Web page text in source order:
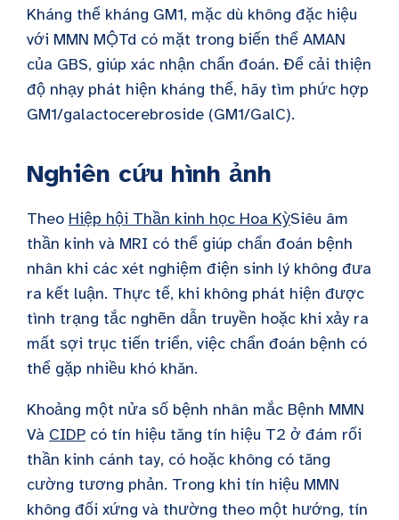
Kháng thể kháng GM1, mặc dù không đặc hiệu
với MMN MỘTd có mặt trong biến thể AMAN
của GBS, giúp xác nhận chẩn đoán. Để cải thiện
độ nhạy phát hiện kháng thể, hãy tìm phức hợp
GM1/galactocerebroside (GM1/GalC).
Nghiên cứu hình ảnh
Theo Hiệp hội Thần kinh học Hoa KỳSiêu âm
thần kinh và MRI có thể giúp chẩn đoán bệnh
nhân khi các xét nghiệm điện sinh lý không đưa
ra kết luận. Thực tế, khi không phát hiện được
tình trạng tắc nghẽn dẫn truyền hoặc khi xảy ra
mất sợi trục tiến triển, việc chẩn đoán bệnh có
thể gặp nhiều khó khăn.
Khoảng một nửa số bệnh nhân mắc Bệnh MMN
Và CIDP có tín hiệu tăng tín hiệu T2 ở đám rối
thần kinh cánh tay, có hoặc không có tăng
cường tương phản. Trong khi tín hiệu MMN
không đối xứng và thường theo một hướng, tín